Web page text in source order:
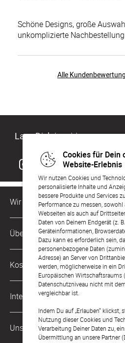
Cookies für Dein
Website-Erlebnis
Wir nutzen Cookies und
personalisierte Inhalte und
bessere Produkte und Services
Performance zu messen,
Webseiten als auch auf
Daten von Deinem Endgerät (z. B.
Geräteinformationen,
Dazu kann es erforderlich sein,
personenbezogene Daten
Adresse) an Server von
werden, möglicherweise in ein
Europäischen Wirtschaftsraums
Datenschutzniveau nicht mit
vergleichbar ist.
Indem Du auf „Erlauben“ klickst,
Nutzung dieser Cookies und
Verarbeitung Deiner Daten zu,
Übermittlung an unsere Partner
Schöne Designs, große
unkomplizierte
Alle
Lass Dich inspirieren
Wir sind für Dich da
Kundenservice-Hotline
0221 956 725 10
Mo. - Fr. von 9 bis 17 Uhr
kontakt@sendmoments.de
Über Uns
Philosophie
Karriere
Impressum
AGB & Widerrufsrecht
Zahlung & Versand
Kostenlose Services
Musterkarten
Digitale Fotoalben
Digitale Gästelisten
International
Österreich
Schweiz
Unsere Zahlungsarten